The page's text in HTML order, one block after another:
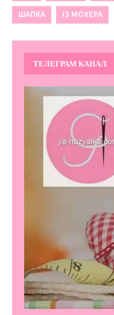
ШАПКА ІЗ МОХЕРА
ТЕЛЕГРАМ КАНАЛ